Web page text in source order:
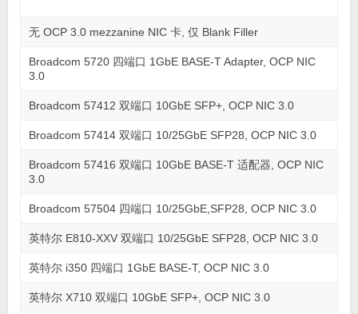
无 OCP 3.0 mezzanine NIC 卡, 仅 Blank Filler
Broadcom 5720 四端口 1GbE BASE-T Adapter, OCP NIC
3.0
Broadcom 57412 双端口 10GbE SFP+, OCP NIC 3.0
Broadcom 57414 双端口 10/25GbE SFP28, OCP NIC 3.0
Broadcom 57416 双端口 10GbE BASE-T 适配器, OCP NIC
3.0
Broadcom 57504 四端口 10/25GbE,SFP28, OCP NIC 3.0
英特尔 E810-XXV 双端口 10/25GbE SFP28, OCP NIC 3.0
英特尔 i350 四端口 1GbE BASE-T, OCP NIC 3.0
英特尔 X710 双端口 10GbE SFP+, OCP NIC 3.0